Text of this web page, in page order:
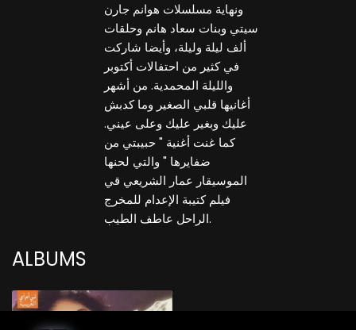
ونهاية مسلسلات هوانم جارن
سيتي وبنات سعاد هانم وحلقات
ألف ليلة وليلة، وأيضا شاركت
في كثير من احتفالات أكتوبر
والليلة المحمدية. من أشهر
أغانيها قلبي الصغير وما كدبش
عليك وبغير عليك وعلى عيني.
كما غنت أغنية " حبيبتي من
ضفايرها " والتي لحنها
الموسيقار عمار الشريعي قي
فيلم كتيبة الإعدام للمخرج
الراحل عاطف الطيب.
ALBUMS